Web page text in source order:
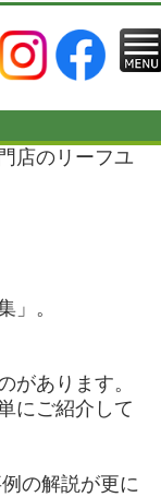
店のリーフユ
」。
があります。
にご紹介して
の解説が更に